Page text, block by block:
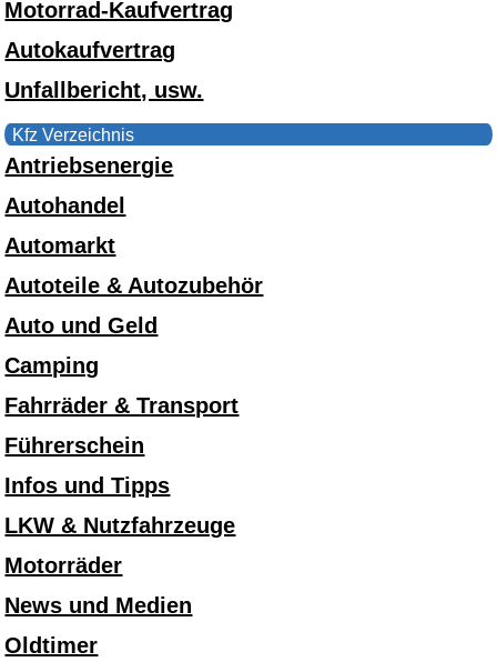
Motorrad-Kaufvertrag
Autokaufvertrag
Unfallbericht, usw.
Kfz Verzeichnis
Antriebsenergie
Autohandel
Automarkt
Autoteile & Autozubehör
Auto und Geld
Camping
Fahrräder & Transport
Führerschein
Infos und Tipps
LKW & Nutzfahrzeuge
Motorräder
News und Medien
Oldtimer